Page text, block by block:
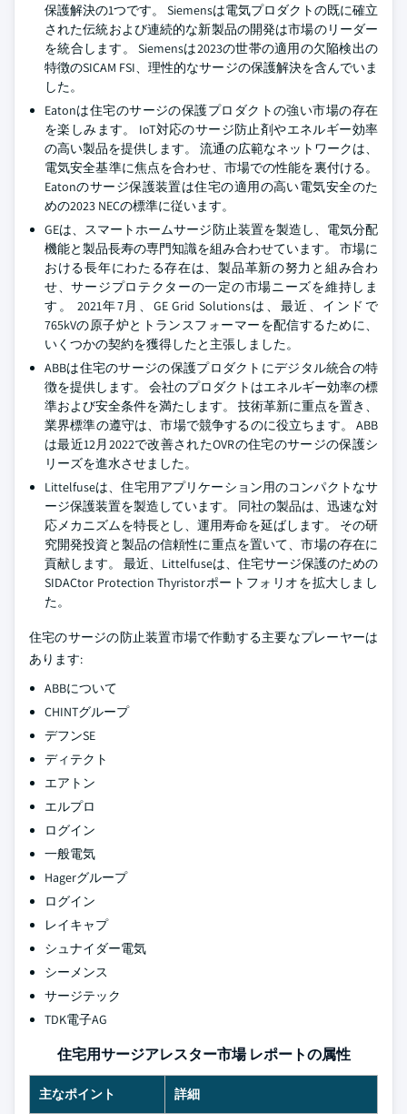
保護解決の1つです。 Siemensは電気プロダクトの既に確立
された伝統および連続的な新製品の開発は市場のリーダー
を統合します。 Siemensは2023の世帯の適用の欠陥検出の
特徴のSICAM FSI、理性的なサージの保護解決を含んでいま
した。
Eatonは住宅のサージの保護プロダクトの強い市場の存在
を楽しみます。 IoT対応のサージ防止剤やエネルギー効率
の高い製品を提供します。 流通の広範なネットワークは、
電気安全基準に焦点を合わせ、市場での性能を裏付ける。
Eatonのサージ保護装置は住宅の適用の高い電気安全のた
めの2023 NECの標準に従います。
GEは、スマートホームサージ防止装置を製造し、電気分配
機能と製品長寿の専門知識を組み合わせています。 市場に
おける長年にわたる存在は、製品革新の努力と組み合わ
せ、サージプロテクターの一定の市場ニーズを維持しま
す。 2021年7月、GE Grid Solutionsは、最近、インドで
765kVの原子炉とトランスフォーマーを配信するために、
いくつかの契約を獲得したと主張しました。
ABBは住宅のサージの保護プロダクトにデジタル統合の特
徴を提供します。 会社のプロダクトはエネルギー効率の標
準および安全条件を満たします。 技術革新に重点を置き、
業界標準の遵守は、市場で競争するのに役立ちます。 ABB
は最近12月2022で改善されたOVRの住宅のサージの保護シ
リーズを進水させました。
Littelfuseは、住宅用アプリケーション用のコンパクトなサ
ージ保護装置を製造しています。 同社の製品は、迅速な対
応メカニズムを特長とし、運用寿命を延ばします。 その研
究開発投資と製品の信頼性に重点を置いて、市場の存在に
貢献します。 最近、Littelfuseは、住宅サージ保護のための
SIDACtor Protection Thyristorポートフォリオを拡大しまし
た。
住宅のサージの防止装置市場で作動する主要なプレーヤーは
あります:
ABBについて
CHINTグループ
デフンSE
ディテクト
エアトン
エルプロ
ログイン
一般電気
Hagerグループ
ログイン
レイキャプ
シュナイダー電気
シーメンス
サージテック
TDK電子AG
住宅用サージアレスター市場 レポートの属性
主なポイント 詳細